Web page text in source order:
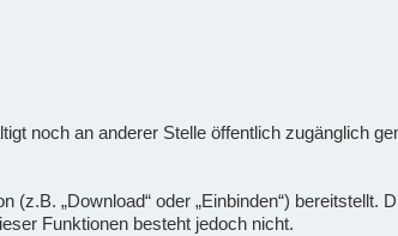
noch an anderer Stelle öffentlich zugänglich
„Download“ oder „Einbinden“) bereitstellt.
Funktionen besteht jedoch nicht.